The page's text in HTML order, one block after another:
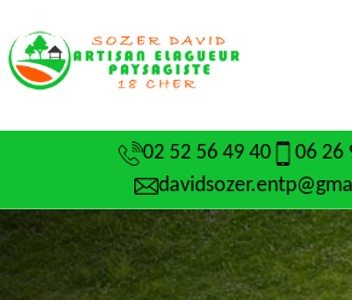
02 52 56 49 40
06 26